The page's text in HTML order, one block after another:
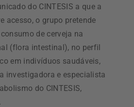
do CINTESIS a que a
acesso, o grupo pretende
de cerveja na
(flora intestinal), no perfil
em indivíduos saudáveis,
investigadora e especialista
do CINTESIS,